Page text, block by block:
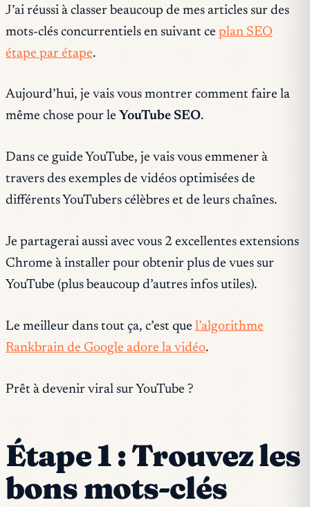
J’ai réussi à classer beaucoup de mes articles sur des
mots-clés concurrentiels en suivant ce plan SEO
étape par étape.
Aujourd’hui, je vais vous montrer comment faire la
même chose pour le YouTube SEO.
Dans ce guide YouTube, je vais vous emmener à
travers des exemples de vidéos optimisées de
différents YouTubers célèbres et de leurs chaînes.
Je partagerai aussi avec vous 2 excellentes extensions
Chrome à installer pour obtenir plus de vues sur
YouTube (plus beaucoup d’autres infos utiles).
Le meilleur dans tout ça, c’est que l’algorithme
Rankbrain de Google adore la vidéo.
Prêt à devenir viral sur YouTube ?
Étape 1 : Trouvez les
bons mots-clés